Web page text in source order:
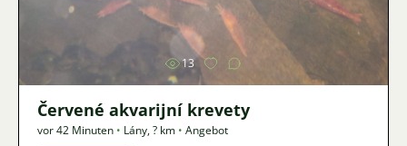
Bild
13
Červené akvarijní krevety
vor 42 Minuten • Lány,? km • Angebot